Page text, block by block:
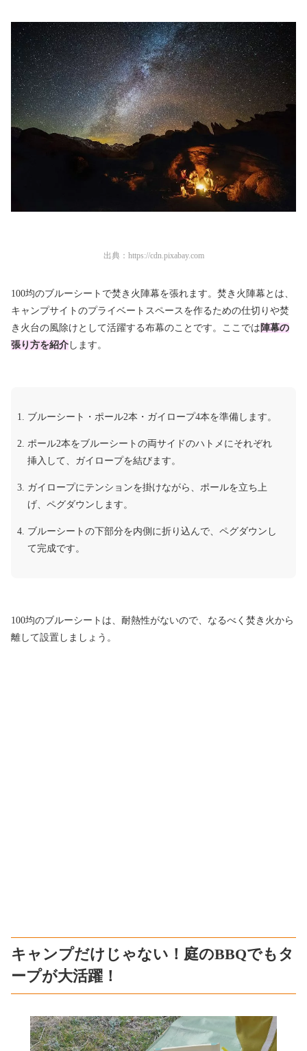
出典： https://cdn.pixabay.com
100均のブルーシートで焚き火陣幕を張れます。焚き火陣幕とは、
キャンプサイトのプライベートスペースを作るための仕切りや焚
き火台の風除けとして活躍する布幕のことです。ここでは 陣幕の
張り方を紹介 します。
ブルーシート・ポール2本・ガイロープ4本を準備します。
ポール2本をブルーシートの両サイドのハトメにそれぞれ
挿入して、ガイロープを結びます。
ガイロープにテンションを掛けながら、ポールを立ち上
げ、ペグダウンします。
ブルーシートの下部分を内側に折り込んで、ペグダウンし
て完成です。
100均のブルーシートは、耐熱性がないので、なるべく焚き火から
離して設置しましょう。
キャンプだけじゃない！庭のBBQでもタ
ープが大活躍！